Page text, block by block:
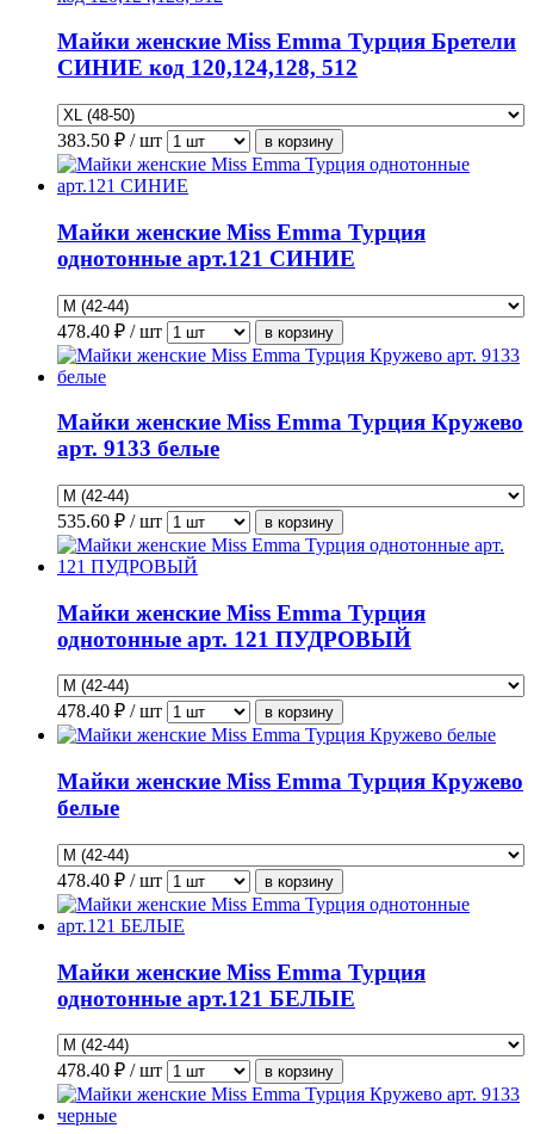
Майки женские Miss Emma Турция Бретели
СИНИЕ код 120,124,128, 512
383.50 ₽ / шт
Майки женские Miss Emma Турция
однотонные арт.121 СИНИЕ
478.40 ₽ / шт
Майки женские Miss Emma Турция Кружево
арт. 9133 белые
535.60 ₽ / шт
Майки женские Miss Emma Турция
однотонные арт. 121 ПУДРОВЫЙ
478.40 ₽ / шт
Майки женские Miss Emma Турция Кружево
белые
478.40 ₽ / шт
Майки женские Miss Emma Турция
однотонные арт.121 БЕЛЫЕ
478.40 ₽ / шт